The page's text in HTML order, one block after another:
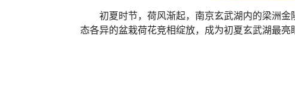
初夏时节，荷风渐起，南京玄武湖内的梁洲金
态各异的盆栽荷花竞相绽放，成为初夏玄武湖最亮